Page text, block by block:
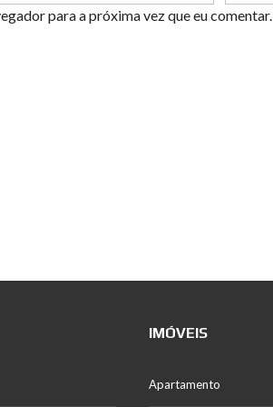
para a próxima vez que eu comentar.
IMÓVEIS
Apartamento